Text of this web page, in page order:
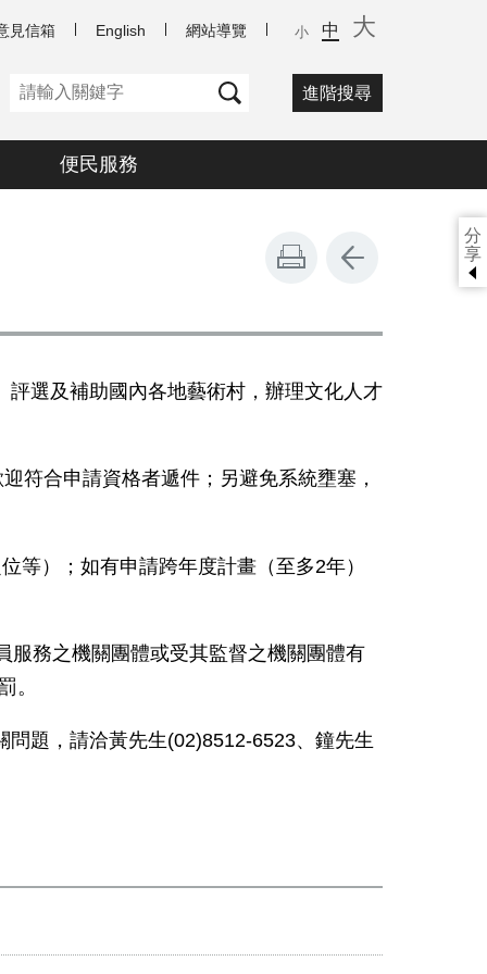
見信箱 English 網站導覽 小 中 大
進階搜尋
便民服務
分
享
選及補助國內各地藝術村，辦理文化人才
符合申請資格者遞件；另避免系統壅塞，
等）；如有申請跨年度計畫（至多2年）
服務之機關團體或受其監督之機關團體有
。
問題，請洽黃先生(02)8512-6523、鐘先生